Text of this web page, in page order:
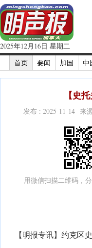
2025年12月16日 星期二
首页
要闻 加国 中
【史
发布 : 2025-11-14 来
用微信扫描二维码，
【明报专讯】约克区